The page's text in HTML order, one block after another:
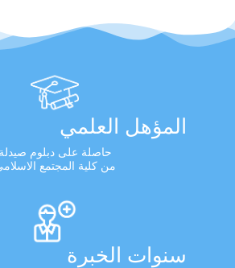
المؤهل العلمي
حاصلة على دبلوم صيدلة
من كلية المجتمع
سنوات الخبرة